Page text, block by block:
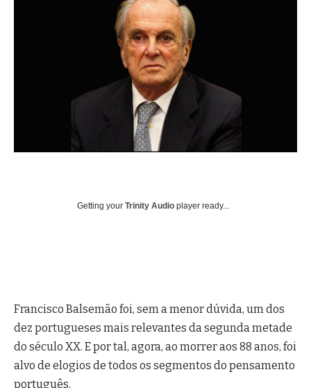
Getting your Trinity Audio player ready...
Francisco Balsemão foi, sem a menor dúvida, um dos
dez portugueses mais relevantes da segunda metade
do século XX. E por tal, agora, ao morrer aos 88 anos, foi
alvo de elogios de todos os segmentos do pensamento
português.